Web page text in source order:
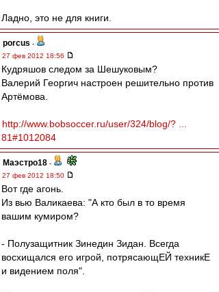
Ладно, это не для книги.
porcus -
27 фев 2012 18:56
Кудряшов следом за Шешуковым?
Валерий Георгич настроен решительно против
Артёмова.
http://www.bobsoccer.ru/user/324/blog/? ...
81#1012084
Маэстро18 -
27 фев 2012 18:50
Вот где агонь.
Из вью Валикаева: "А кто был в то время
вашим кумиром?
- Полузащитник Зинедин Зидан. Всегда
восхищался его игрой, потрясающЕЙ техникЕ
и видением поля".